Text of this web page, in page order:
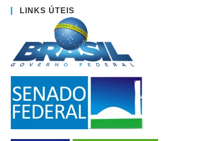
LINKS ÚTEIS